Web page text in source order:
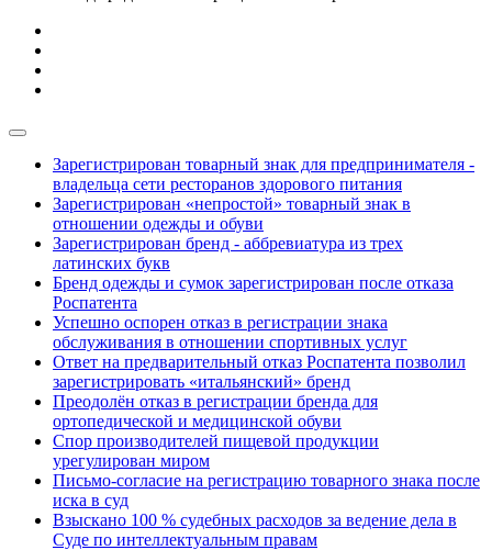
Зарегистрирован товарный знак для предпринимателя -
владельца сети ресторанов здорового питания
Зарегистрирован «непростой» товарный знак в
отношении одежды и обуви
Зарегистрирован бренд - аббревиатура из трех
латинских букв
Бренд одежды и сумок зарегистрирован после отказа
Роспатента
Успешно оспорен отказ в регистрации знака
обслуживания в отношении спортивных услуг
Ответ на предварительный отказ Роспатента позволил
зарегистрировать «итальянский» бренд
Преодолён отказ в регистрации бренда для
ортопедической и медицинской обуви
Спор производителей пищевой продукции
урегулирован миром
Письмо-согласие на регистрацию товарного знака после
иска в суд
Взыскано 100 % судебных расходов за ведение дела в
Суде по интеллектуальным правам